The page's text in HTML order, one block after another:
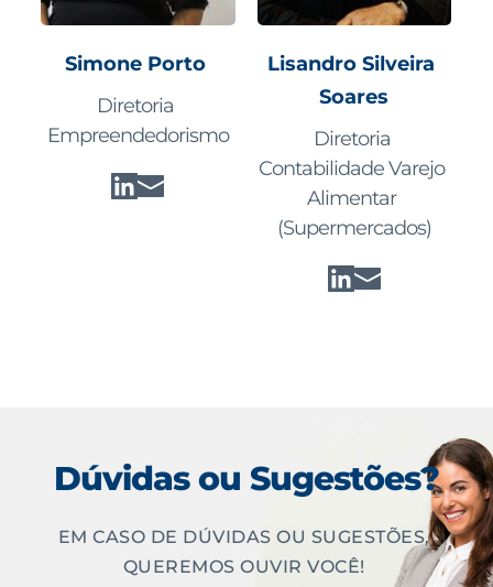
Simone Porto
Diretoria
Empreendedorismo
Lisandro Silveira
Soares
Diretoria
Contabilidade Varejo
Alimentar
(Supermercados)
Dúvidas ou Sugestões?
EM CASO DE DÚVIDAS OU SUGESTÕES,
QUEREMOS OUVIR VOCÊ!